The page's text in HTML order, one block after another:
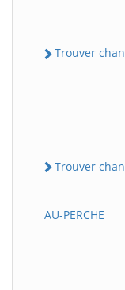
Trouver
Trouver
AU-PERCHE